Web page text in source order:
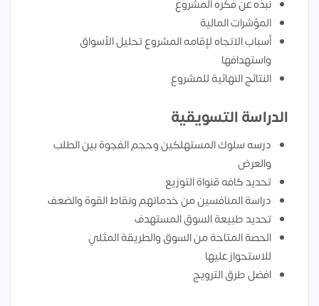
نبذه عن فكره المشروع
المؤشرات المالية
أسباب الاتجاه لإقامه المشروع تحليل الأسواق
واستهدافها
النتائج النهائية للمشروع
الدراسة التسويقية
درسه سلوك المستهلكين وحجم الفجوة بين الطلب
والعرض
تحديد كافه قنواة التوزيع
دراسة المنافسين من خدماتهم ونقاط القوة والضعف
تحديد طبيعة السوق المستهدف
الحصة المتاحة من السوق والطريقة المثلي
للاستحواز عليها
افضل طرق الترويج